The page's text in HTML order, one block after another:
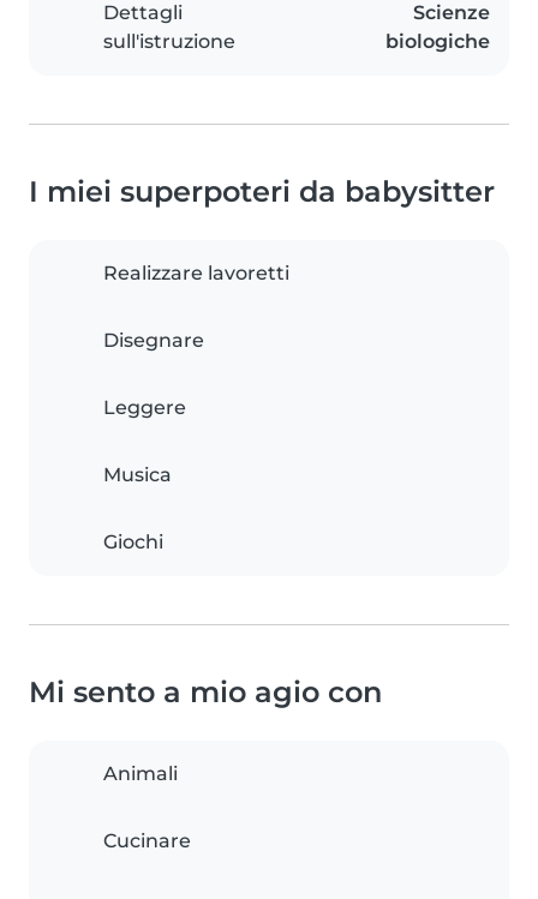
Dettagli
sull'istruzione
Scienze
biologiche
I miei superpoteri da babysitter
Realizzare lavoretti
Disegnare
Leggere
Musica
Giochi
Mi sento a mio agio con
Animali
Cucinare